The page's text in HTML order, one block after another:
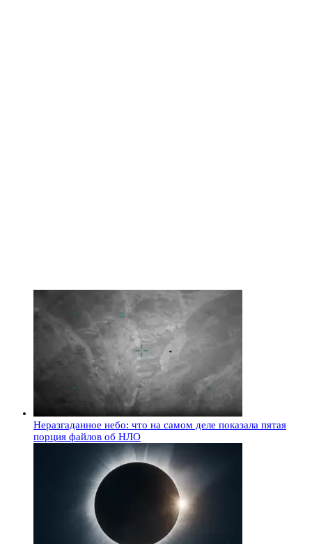
Неразгаданное небо: что на самом деле показала пятая
порция файлов об НЛО